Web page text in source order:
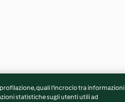
quali l’incrocio tra informazioni
statistiche sugli utenti utili ad